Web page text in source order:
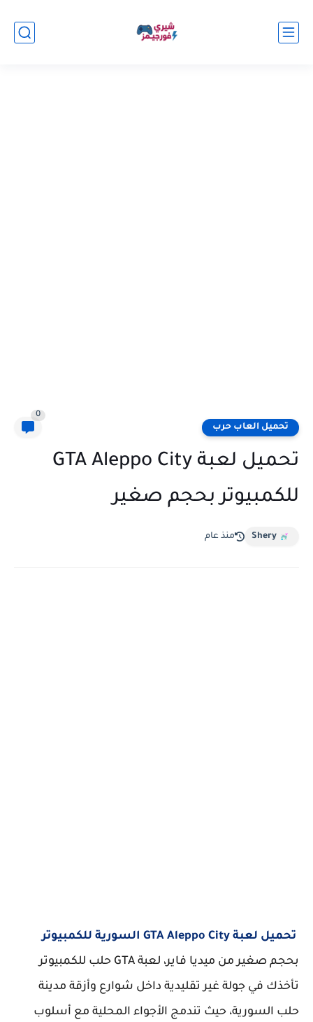
تحميل العاب حرب
0
تحميل لعبة GTA Aleppo City
للكمبيوتر بحجم صغير
Shery منذ عام
تحميل لعبة GTA Aleppo City السورية للكمبيوتر
بحجم صغير من ميديا فاير، لعبة GTA حلب للكمبيوتر
تأخذك في جولة غير تقليدية داخل شوارع وأزقة مدينة
حلب السورية، حيث تندمج الأجواء المحلية مع أسلوب